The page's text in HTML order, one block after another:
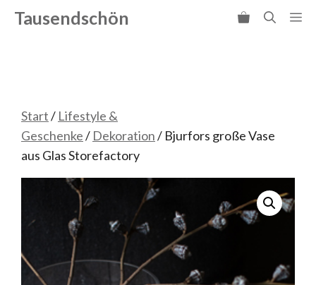
Zum
Inhalt
Tausendschön
Start/ Lifestyle &
Geschenke/ Dekoration/ Bjurfors große Vase
aus Glas Storefactory